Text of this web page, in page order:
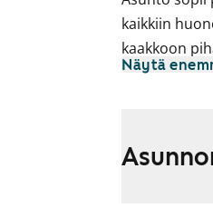
kaikkiin
kaakkoon
Keittiössä
Näytä